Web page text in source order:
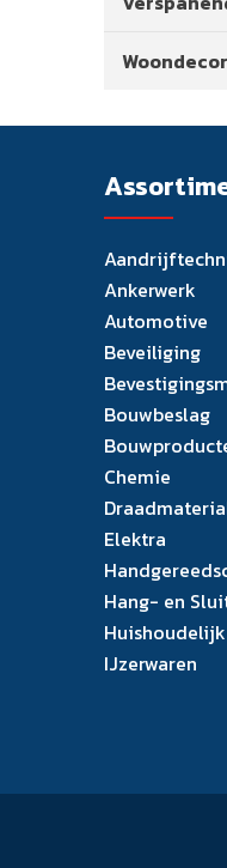
Ankerwerk
Automotive
Beveiliging
Bouwbeslag
Chemie
Elektra
Hang- en
Huishoudelijk
IJzerwaren